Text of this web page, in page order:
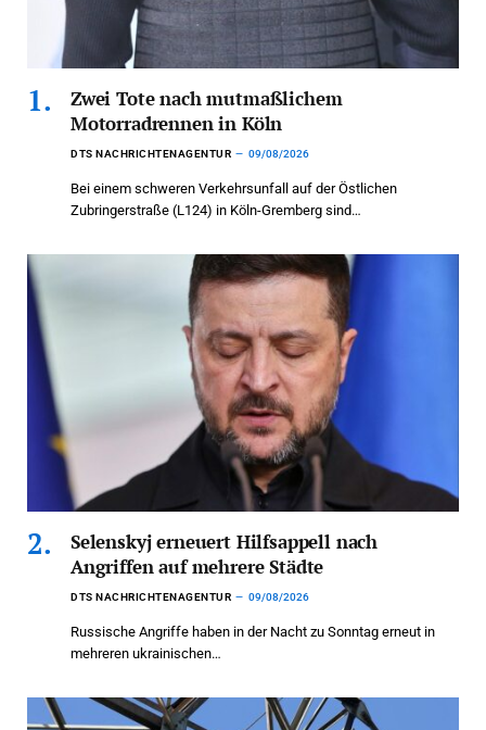
Zwei Tote nach mutmaßlichem
Motorradrennen in Köln
DTS NACHRICHTENAGENTUR 09/08/2026
Bei einem schweren Verkehrsunfall auf der Östlichen
Zubringerstraße (L124) in Köln-Gremberg sind…
Selenskyj erneuert Hilfsappell nach
Angriffen auf mehrere Städte
DTS NACHRICHTENAGENTUR 09/08/2026
Russische Angriffe haben in der Nacht zu Sonntag erneut in
mehreren ukrainischen…